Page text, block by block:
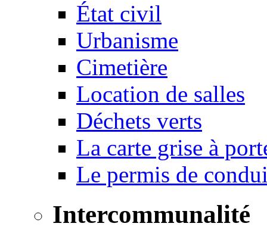
État civil
Urbanisme
Cimetière
Location de salles
Déchets verts
La carte grise à
Le permis de
Intercommunalité